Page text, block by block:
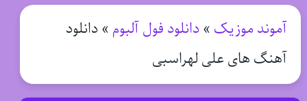
آموند موزیک »دانلود فول آلبوم »دانلود
آهنگ های علی لهراسبی